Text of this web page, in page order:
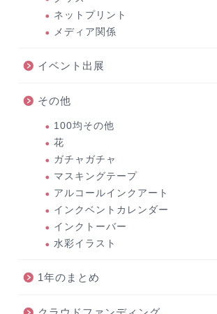
ネットプリント
メディア関係
イベント出展
その他
100均その他
花
ガチャガチャ
マスキングテープ
アルコールインクアート
インクベントカレンダー
インクトーバー
水彩イラスト
1年のまとめ